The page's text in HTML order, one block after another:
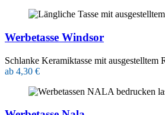
Werbetasse Windsor
Schlanke Keramiktasse mit ausgestelltem
ab 4,30 €